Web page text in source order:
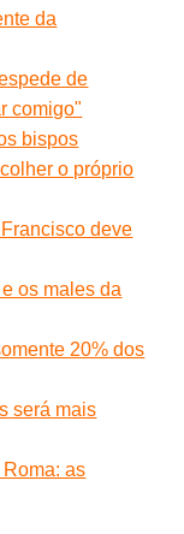
da
de
comigo"
bispos
o próprio
deve
os males da
20% dos
será mais
as